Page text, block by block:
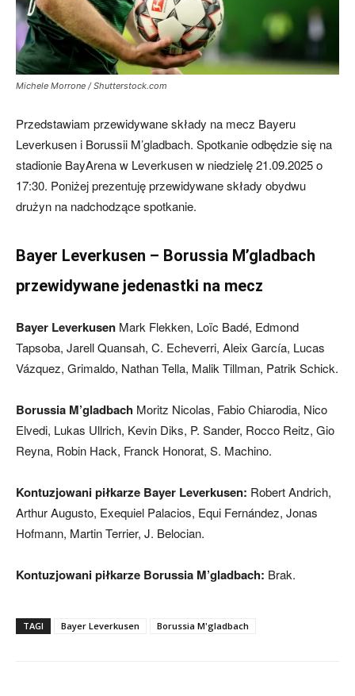
mecze,
Michele Morrone / Shutterstock.com
Przedstawiam przewidywane składy na mecz Bayeru
Leverkusen i Borussii M’gladbach. Spotkanie odbędzie się na
stadionie BayArena w Leverkusen w niedzielę 21.09.2025 o
17:30. Poniżej prezentuję przewidywane składy obydwu
drużyn na nadchodzące spotkanie.
Bayer Leverkusen – Borussia M’gladbach
przewidywane jedenastki na mecz
Bayer Leverkusen Mark Flekken, Loïc Badé, Edmond
Tapsoba, Jarell Quansah, C. Echeverri, Aleix García, Lucas
Vázquez, Grimaldo, Nathan Tella, Malik Tillman, Patrik Schick.
Borussia M’gladbach Moritz Nicolas, Fabio Chiarodia, Nico
Elvedi, Lukas Ullrich, Kevin Diks, P. Sander, Rocco Reitz, Gio
Reyna, Robin Hack, Franck Honorat, S. Machino.
Kontuzjowani piłkarze Bayer Leverkusen: Robert Andrich,
Arthur Augusto, Exequiel Palacios, Equi Fernández, Jonas
Hofmann, Martin Terrier, J. Belocian.
Kontuzjowani piłkarze Borussia M’gladbach: Brak.
TAGI Bayer Leverkusen Borussia M'gladbach